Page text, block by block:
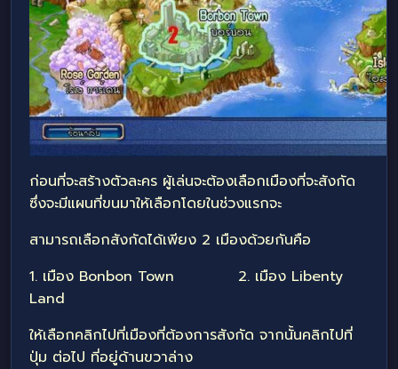
ก่อนที่จะสร้างตัวละคร ผู้เล่นจะต้องเลือกเมืองที่จะสังกัด
ซึ่งจะมีแผนที่ขนมาให้เลือกโดยในช่วงแรกจะ
สามารถเลือกสังกัดได้เพียง 2 เมืองด้วยกันคือ
1. เมือง Bonbon Town 2. เมือง Libenty
Land
ให้เลือกคลิกไปที่เมืองที่ต้องการสังกัด จากนั้นคลิกไปที่
ปุ่ม ต่อไป ที่อยู่ด้านขวาล่าง